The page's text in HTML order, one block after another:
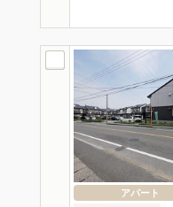
アパート